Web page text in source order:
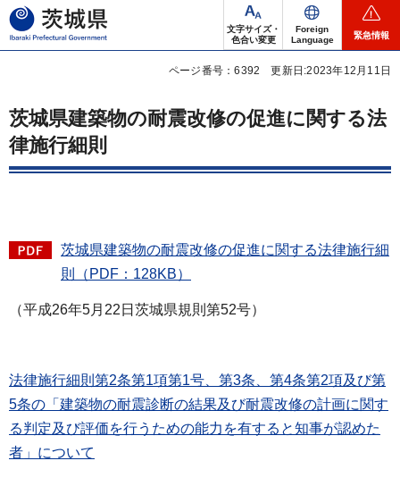
茨城県
文字サイズ・
色合い変更
Foreign
Language
緊急情報
ページ番号：6392 更新日:2023年12月11日
茨城県建築物の耐震改修の促進に関する法
律施行細則
茨城県建築物の耐震改修の促進に関する法律施行細
則
（PDF：128KB）
（平成26年5月22日茨城県規則第52号）
法律施行細則第2条第1項第1号、第3条、第4条第2項及び第
5条の「建築物の耐震診断の結果及び耐震改修の計画に関す
る判定及び評価を行うための能力を有すると知事が認めた
者」について